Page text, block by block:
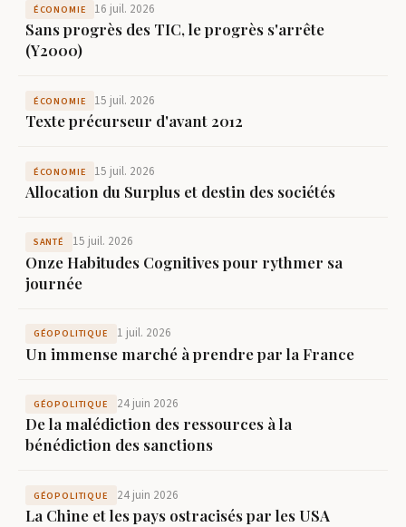
Sans progrès des TIC, le progrès s'arrête
(Y2000)
ÉCONOMIE 16 juil. 2026
Texte précurseur d'avant 2012
ÉCONOMIE 15 juil. 2026
Allocation du Surplus et destin des sociétés
ÉCONOMIE 15 juil. 2026
Onze Habitudes Cognitives pour rythmer sa
journée
SANTÉ 15 juil. 2026
Un immense marché à prendre par la France
GÉOPOLITIQUE 1 juil. 2026
De la malédiction des ressources à la
bénédiction des sanctions
GÉOPOLITIQUE 24 juin 2026
La Chine et les pays ostracisés par les USA
GÉOPOLITIQUE 24 juin 2026